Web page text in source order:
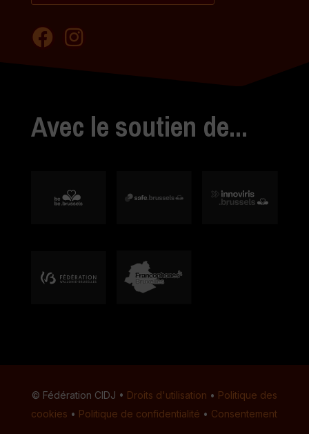
Avec le soutien de...
© Fédération CIDJ • Droits d'utilisation • Politique des
cookies • Politique de confidentialité • Consentement